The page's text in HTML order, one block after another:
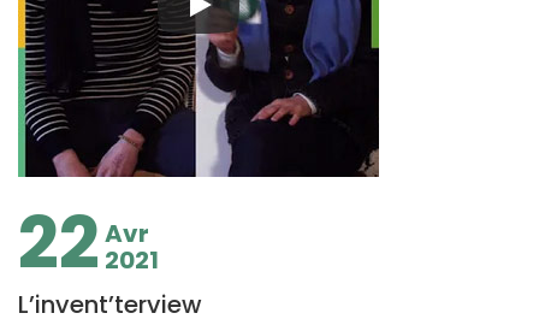
22 Avr
2021
L’invent’terview